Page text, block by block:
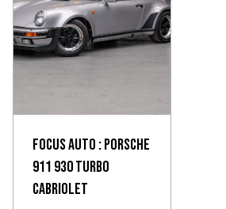
Focus Auto : Porsche
911 930 Turbo
Cabriolet